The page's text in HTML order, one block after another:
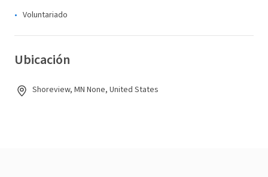
Voluntariado
Ubicación
Shoreview, MN None, United States